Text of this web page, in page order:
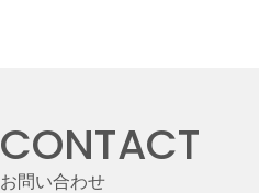
CONTACT
お問い合わせ